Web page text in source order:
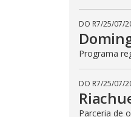
DO R7/25/07/
Programa
DO R7/25/07/
Parceria de